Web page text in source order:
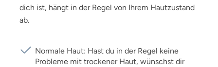
dich ist, hängt in der Regel von Ihrem Hautzustand
ab.
Normale Haut: Hast du in der Regel keine
Probleme mit trockener Haut, wünschst dir